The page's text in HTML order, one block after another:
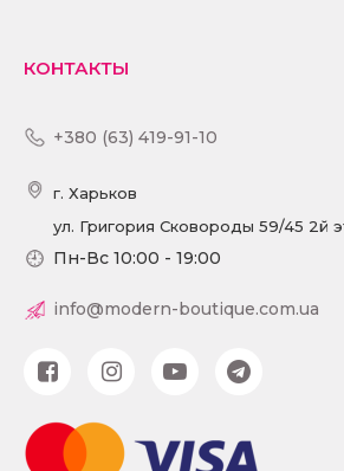
КОНТАКТЫ
+380 (63) 419-91-10
г. Харьков
ул. Григория Сковороды 59/45 2й
Пн-Вс 10:00 - 19:00
info@modern-boutique.com.ua